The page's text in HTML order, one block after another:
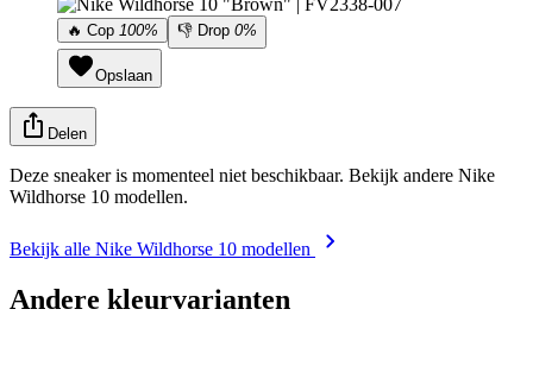
🔥 Cop 100% 👎 Drop 0%
Opslaan
Delen
Deze sneaker is momenteel niet beschikbaar. Bekijk andere Nike
Wildhorse 10 modellen.
Bekijk alle Nike Wildhorse 10 modellen
Andere kleurvarianten